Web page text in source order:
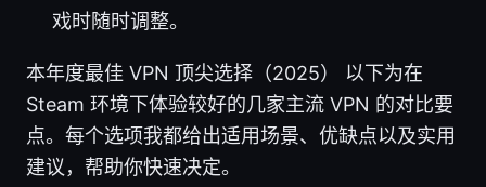
戏时随时调整。
本年度最佳 VPN 顶尖选择（2025） 以下为在
Steam 环境下体验较好的几家主流 VPN 的对比要
点。每个选项我都给出适用场景、优缺点以及实用
建议，帮助你快速决定。